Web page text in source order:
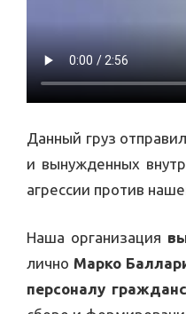
Данный груз
и вынужденных
агрессии против
Наша организация
лично Марко
персоналу